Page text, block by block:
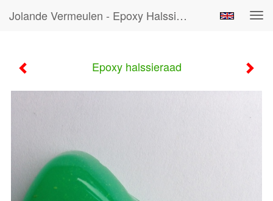
Jolande Vermeulen - Epoxy Halssieraad
Epoxy halssieraad